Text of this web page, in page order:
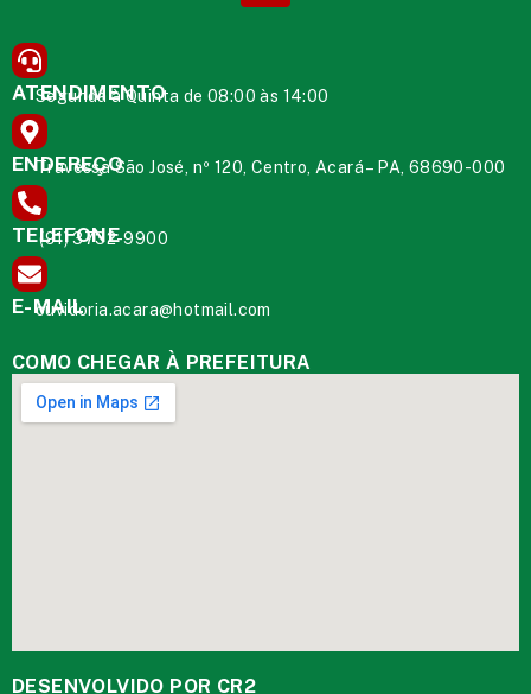
ATENDIMENTO
Segunda à Quinta de 08:00 às 14:00
ENDEREÇO
Travessa São José, nº 120, Centro, Acará – PA, 68690-000
TELEFONE
(91) 3732-9900
E-MAIL
ouvidoria.acara@hotmail.com
COMO CHEGAR À PREFEITURA
DESENVOLVIDO POR CR2